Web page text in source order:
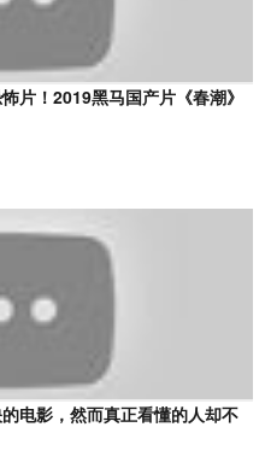
片！2019黑马国产片《春潮》
电影，然而真正看懂的人却不